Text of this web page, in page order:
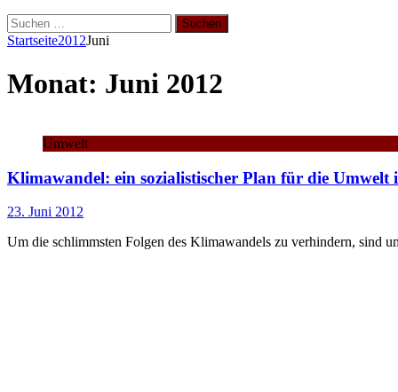
Suchen
nach:
Startseite2012Juni
Monat: Juni 2012
Umwelt
Klimawandel: ein sozialistischer Plan für die Umwelt
23. Juni 2012
Um die schlimmsten Folgen des Klimawandels zu verhindern, sind